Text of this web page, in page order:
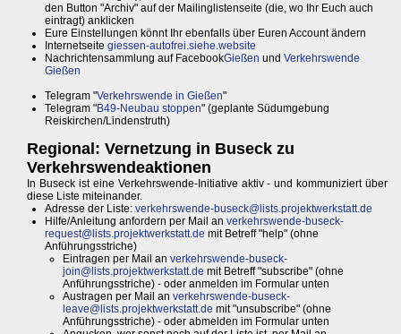
den Button "Archiv" auf der Mailinglistenseite (die, wo Ihr Euch auch
eintragt) anklicken
Eure Einstellungen könnt Ihr ebenfalls über Euren Account ändern
Internetseite giessen-autofrei.siehe.website
Nachrichtensammlung auf FacebookGießen und Verkehrswende
Gießen
Telegram "Verkehrswende in Gießen"
Telegram "B49-Neubau stoppen" (geplante Südumgebung
Reiskirchen/Lindenstruth)
Regional: Vernetzung in Buseck zu
Verkehrswendeaktionen
In Buseck ist eine Verkehrswende-Initiative aktiv - und kommuniziert über
diese Liste miteinander.
Adresse der Liste: verkehrswende-buseck@lists.projektwerkstatt.de
Hilfe/Anleitung anfordern per Mail an verkehrswende-buseck-
request@lists.projektwerkstatt.de mit Betreff "help" (ohne
Anführungsstriche)
Eintragen per Mail an verkehrswende-buseck-
join@lists.projektwerkstatt.de mit Betreff "subscribe" (ohne
Anführungsstriche) - oder anmelden im Formular unten
Austragen per Mail an verkehrswende-buseck-
leave@lists.projektwerkstatt.de mit "unsubscribe" (ohne
Anführungsstriche) - oder abmelden im Formular unten